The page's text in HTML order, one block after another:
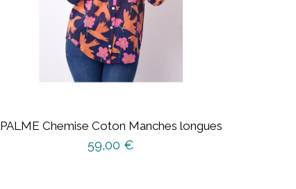
PALME Chemise Coton Manches longues
59,00 €